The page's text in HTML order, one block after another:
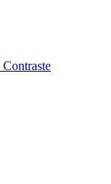
Contraste